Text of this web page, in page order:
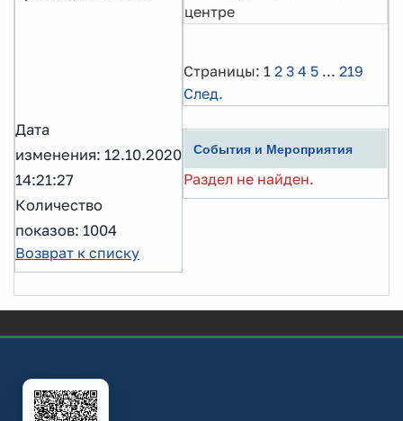
Дата
изменения: 12.10.2020
14:21:27
Количество
показов: 1004
Возврат к списку
центре
Страницы: 1 2 3 4 5 ... 219
След.
События и Мероприятия
Раздел не найден.